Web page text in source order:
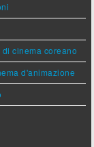
cinema coreano
d'animazione